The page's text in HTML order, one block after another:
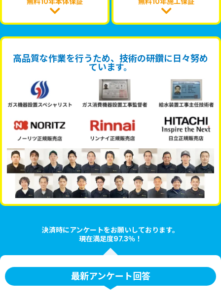
高品質な作業を行うため、技術の研鑽に日々努め
ています。
決済時にアンケートをお願いしております。
現在満足度97.3％！
最新アンケート回答